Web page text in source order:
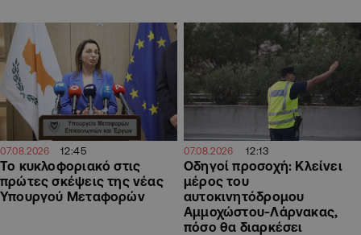
07.08.2026 12:45
Το κυκλοφοριακό στις
πρώτες σκέψεις της νέας
Υπουργού Μεταφορών
07.08.2026 12:13
Οδηγοί προσοχή: Κλείνει
μέρος του
αυτοκινητόδρομου
Αμμοχώστου-Λάρνακας,
πόσο θα διαρκέσει